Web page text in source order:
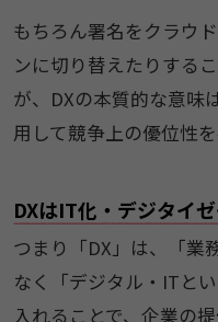
もちろん署名をクラウ
ンに切り替えたりする
が、DXの本質的な意味
用して競争上の優位性
DXはIT化・デジタイ
つまり「DX」は、「業
なく「デジタル・ITと
入れることで、企業の